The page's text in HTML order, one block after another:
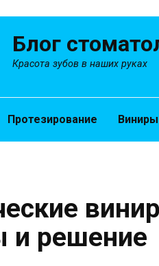
Блог
Красота зубов в наших руках
Протезирование Виниры
и решение